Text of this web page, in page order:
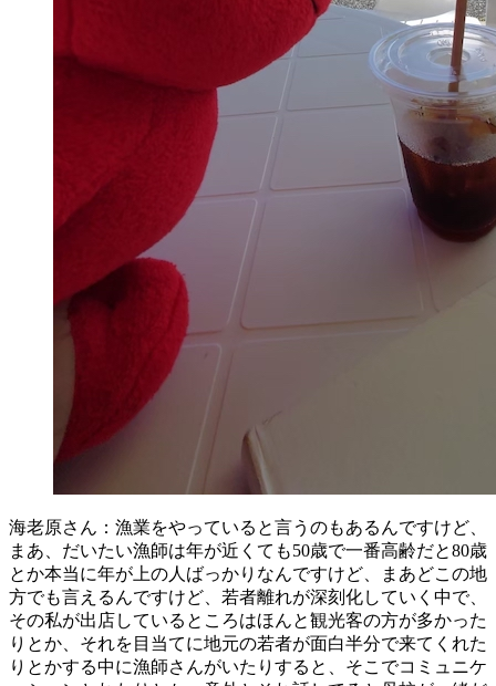
海老原さん：漁業をやっていると言うのもあるんですけど、
まあ、だいたい漁師は年が近くても50歳で一番高齢だと80歳
とか本当に年が上の人ばっかりなんですけど、まあどこの地
方でも言えるんですけど、若者離れが深刻化していく中で、
その私が出店しているところはほんと観光客の方が多かった
りとか、それを目当てに地元の若者が面白半分で来てくれた
りとかする中に漁師さんがいたりすると、そこでコミュニケ